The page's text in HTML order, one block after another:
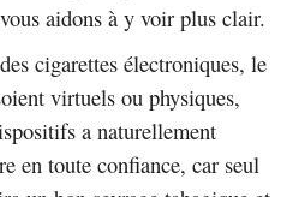
aidons à y voir plus clair.
cigarettes électroniques, le
virtuels ou physiques,
a naturellement
en toute confiance, car seul